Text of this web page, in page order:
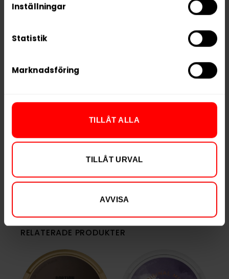
Inställningar
Statistik
Marknadsföring
TILLÅT ALLA
TILLÅT URVAL
AVVISA
Smak
Styrka
Nikotin per portion
Vikt per dosa
24
Vikt per portion
0,9 g
Knox
Tillverkare
Skruf Snus
RELATERADE PRODUKTER